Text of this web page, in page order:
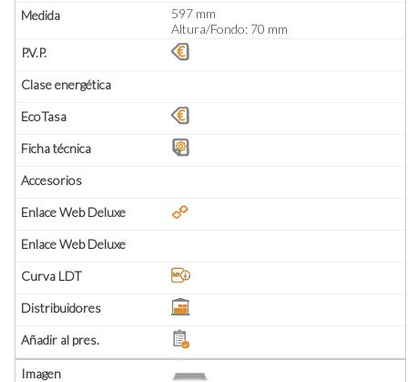
597 mm
Altura/Fondo: 70 mm